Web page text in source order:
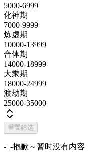
5000-6999
化神期
7000-9999
炼虚期
10000-13999
合体期
14000-18999
大乘期
18000-24999
渡劫期
25000-35000
重置筛选
-_-抱歉～暂时没有内容